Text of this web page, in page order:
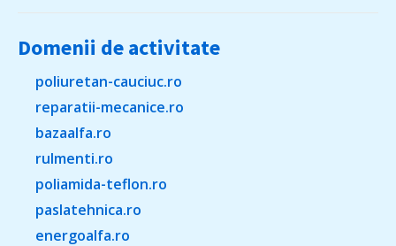
Domenii de activitate
poliuretan-cauciuc.ro
reparatii-mecanice.ro
bazaalfa.ro
rulmenti.ro
poliamida-teflon.ro
paslatehnica.ro
energoalfa.ro